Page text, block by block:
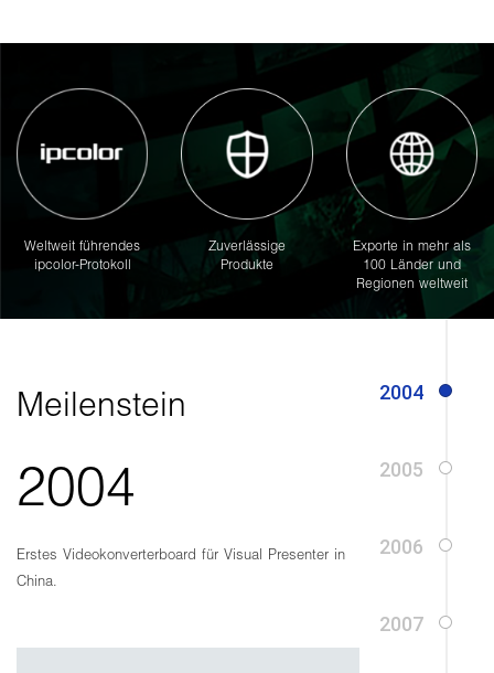
Weltweit führendes
ipcolor-Protokoll
Zuverlässige
Produkte
Exporte in mehr als
100 Länder und
Regionen weltweit
Meilenstein
2004
Erstes Videokonverterboard für Visual Presenter in
China.